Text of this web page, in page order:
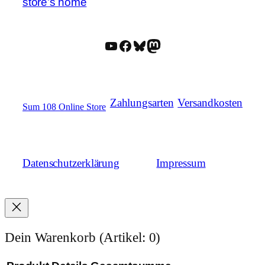
YouTube
Facebook
Bluesky
Mastodon
Sum 108 Online Store Zahlungsarten Versandkosten
Datenschutzerklärung Impressum
Dein Warenkorb (Artikel: 0)